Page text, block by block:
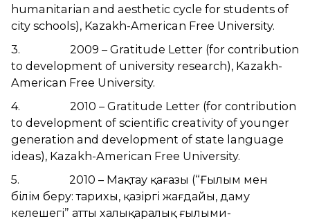
humanitarian and aesthetic cycle for students of
city schools), Kazakh-American Free University.
3. 2009 – Gratitude Letter (for contribution
to development of university research), Kazakh-
American Free University.
4. 2010 – Gratitude Letter (for contribution
to development of scientific creativity of younger
generation and development of state language
ideas), Kazakh-American Free University.
5. 2010 – Мақтау қағазы (“Ғылым мен
білім беру: тарихы, қазіргі жағдайы, даму
келешегі” атты халықаралық ғылыми-